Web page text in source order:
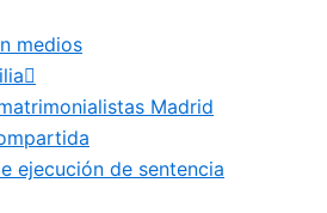
medios
Madrid
ejecución de sentencia